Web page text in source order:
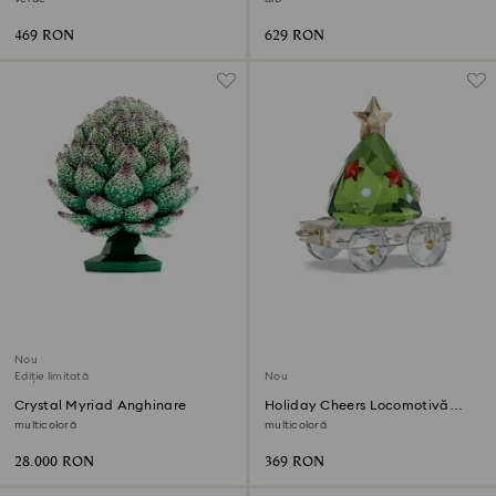
469 RON 629 RON
Nou
Ediție limitată
Crystal Myriad Anghinare
multicoloră
28.000 RON
Nou
Holiday Cheers Locomotivă
Ediție anuală 2026
multicoloră
369 RON